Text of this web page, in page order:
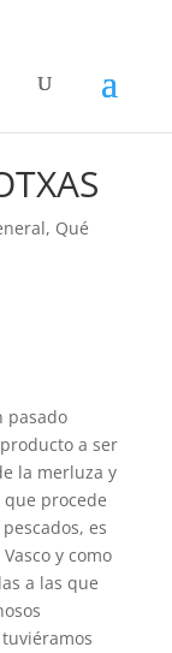
, Qué
pasado
a ser
la merluza y
que procede
es
y como
a las que